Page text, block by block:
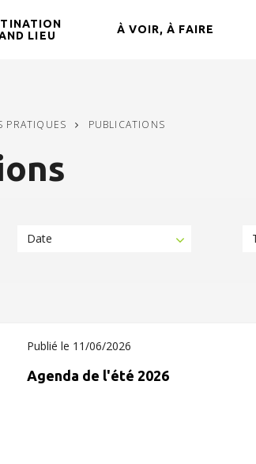
LIEU
À VOIR, À FAIRE
PRATIQUES PUBLICATIONS
Date
Publié le 11/06/2026
Agenda de l'été 2026